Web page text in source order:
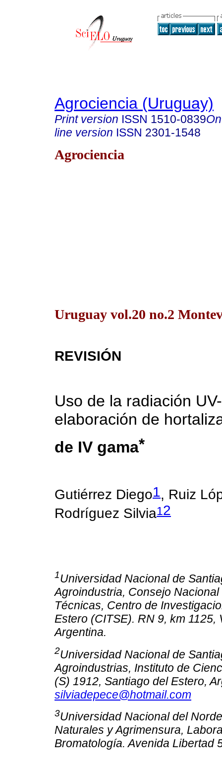
Agrociencia (Uruguay)
Print version ISSN 1510-0839
line version ISSN 2301-1548
Agrociencia
Uruguay vol.20 no.2
REVISIÓN
Uso de la radiación
elaboración de
de IV gama*
Gutiérrez Diego1, Ruiz
Rodríguez Silvia12
1Universidad Nacional de
Agroindustria, Consejo
Técnicas, Centro de
Estero (CITSE). RN 9, km
Argentina.
2Universidad Nacional de
Agroindustrias, Instituto de
(S) 1912, Santiago del Estero,
silviadepece@hotmail.com
3Universidad Nacional del
Naturales y Agrimensura,
Bromatología. Avenida Libertad